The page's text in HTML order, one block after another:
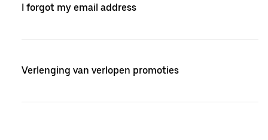
I forgot my email address
Verlenging van verlopen promoties